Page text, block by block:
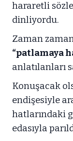
hararetli
dinliyordu.
Zaman
“patlamaya
anlatılanları
Konuşacak
endişesiyle
hatlarındaki
edasıyla